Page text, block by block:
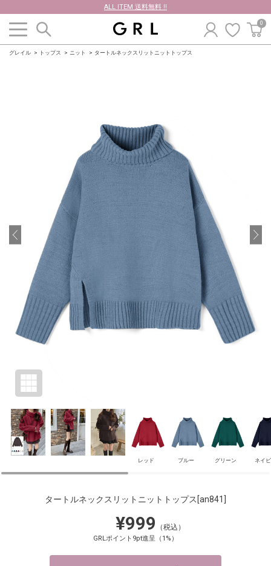
ALL ITEM 送料無料 !!
0
グレイル トップス ニット タートルネックスリットニットトップス
レッド ブルー グリーン ネイ
タートルネックスリットニットトップス [an841]
¥999 （税込）
GRLポイント9pt進呈（1%）